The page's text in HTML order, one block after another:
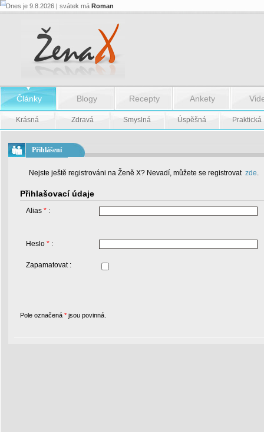
Dnes je 9.8.2026 | svátek má Roman
Články Blogy Recepty Ankety
Krásná Zdravá Smyslná Úspěšná Praktická
Přihlášení
Nejste ještě registrováni na Ženě X? Nevadí, můžete se registrovat zde.
Přihlašovací údaje
Alias * :
Heslo * :
Zapamatovat :
Pole označená * jsou povinná.